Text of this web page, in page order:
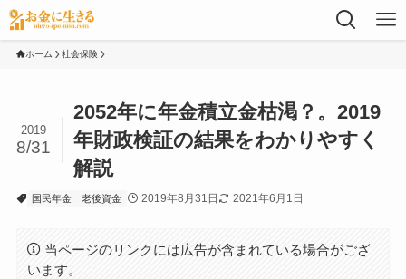
ホーム 社会保険
2052年に年金積立金枯渇？。2019
年財政検証の結果をわかりやすく
解説
2019
8/31
国民年金 老後資金 2019年8月31日 2021年6月1日
当ページのリンクには広告が含まれている場合がござ
います。